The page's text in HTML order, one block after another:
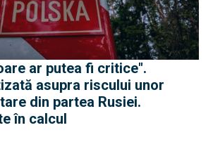
ar putea fi critice".
asupra riscului unor
din partea Rusiei.
în calcul